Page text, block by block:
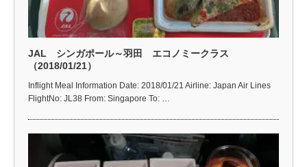
JAL シンガポール～羽田 エコノミークラス
（2018/01/21）
Inflight Meal Information Date: 2018/01/21 Airline: Japan Air Lines
FlightNo: JL38 From: Singapore To: …